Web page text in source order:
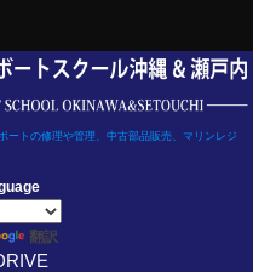
ートの修理や管理、中古部品販売、マリンレジ
翻訳